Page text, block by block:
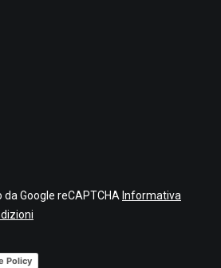
Google reCAPTCHA Informativa
Policy